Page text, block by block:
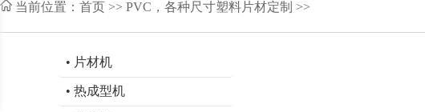
当前位置： 首页 >> PVC，各种尺寸塑料片材定制 >>
• 片材机
• 热成型机